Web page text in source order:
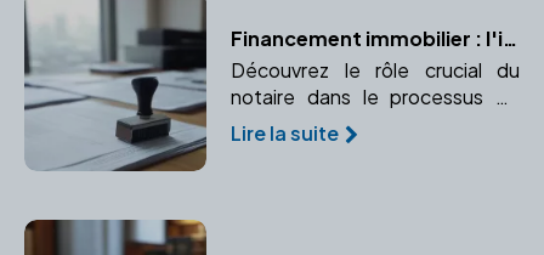
Financement immobilier : l'importance du notaire
Découvrez le rôle crucial du
notaire dans le processus de
financement immobilier, de
l'authentification des actes de
Lire la suite